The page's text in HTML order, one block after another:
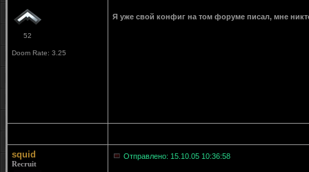
52
Doom Rate: 3.25
Я уже свой конфиг на том форуме писал, мне
squid
Recruit
Отправлено: 15.10.05 10:36:58